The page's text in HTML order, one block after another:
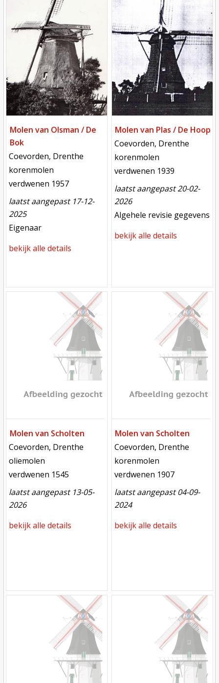
Molen van Olsman / De
Bok
locatie
Coevorden, Drenthe
functie
korenmolen
verdwenen
verdwenen 1957
laatst aangepast 17-12-
2025
meest recente aanpassing
Eigenaar
bekijk alle details
Molen van Plas / De Hoop
locatie
Coevorden, Drenthe
functie
korenmolen
verdwenen
verdwenen 1939
laatst aangepast 20-02-
2026
meest recente aanpassing
Algehele revisie gegevens
bekijk alle details
Molen van Scholten
locatie
Coevorden, Drenthe
functie
oliemolen
verdwenen
verdwenen 1545
laatst aangepast 13-05-
2026
bekijk alle details
Molen van Scholten
locatie
Coevorden, Drenthe
functie
korenmolen
verdwenen
verdwenen 1907
laatst aangepast 04-09-
2024
bekijk alle details